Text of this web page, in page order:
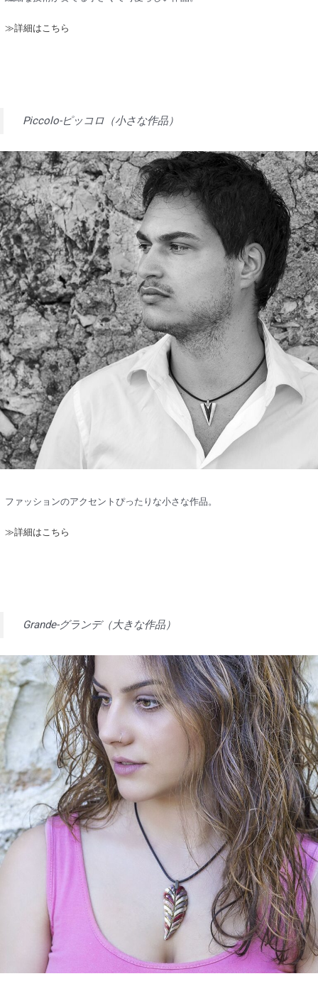
≫詳細はこちら
Piccolo-ピッコロ（小さな作品）
ファッションのアクセントぴったりな小さな作品。
≫詳細はこちら
Grande-グランデ（大きな作品）